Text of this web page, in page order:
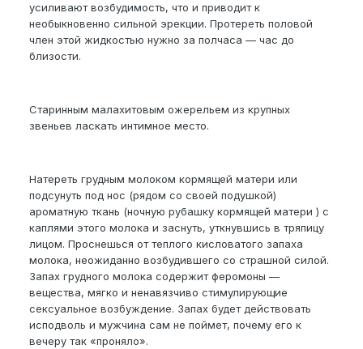
усиливают возбудимость, что и приводит к
необыкновенно сильной эрекции. Протереть половой
член этой жидкостью нужно за полчаса — час до
близости.
Старинным малахитовым ожерельем из крупных
звеньев ласкать интимное место.
Натереть грудным молоком кормящей матери или
подсунуть под нос (рядом со своей подушкой)
ароматную ткань (ночную рубашку кормящей матери ) с
каплями этого молока и заснуть, уткнувшись в тряпицу
лицом. Проснешься от теплого кисловатого запаха
молока, неожиданно возбудившего со страшной силой.
Запах грудного молока содержит феромоны —
вещества, мягко и ненавязчиво стимулирующие
сексуальное возбуждение. Запах будет действовать
исподволь и мужчина сам не поймет, почему его к
вечеру так «проняло».